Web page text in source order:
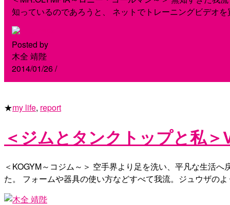
知っているのであろうと、 ネットでトレーニングビデオ
Posted by
木全 靖陛
2014/01/26/
★my life, report
＜ジムとタンクトップと私＞
＜KOGYM～コジム～＞ 空手界より足を洗い、平凡な生活
た。 フォームや器具の使い方などすべて我流。ジュウザの